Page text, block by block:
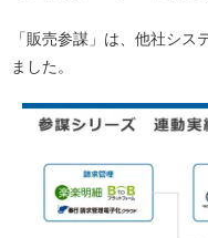
「販売参謀」は、他社シス
ました。